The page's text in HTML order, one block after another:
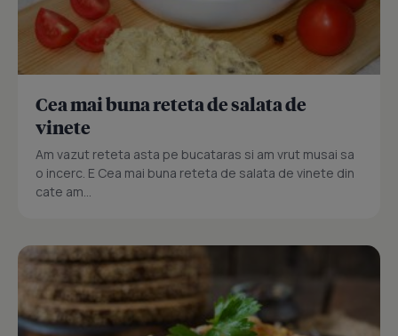
Cea mai buna reteta de salata de
vinete
Am vazut reteta asta pe bucataras si am vrut musai sa
o incerc. E Cea mai buna reteta de salata de vinete din
cate am...